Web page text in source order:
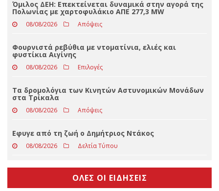
Και πριν και μετά τον πρωθυπουργό ο Τσίπρας στη
ΔΕΘ
08/08/2026 Αιχμηρά
Όμιλος ΔΕΗ: Επεκτείνεται δυναμικά στην αγορά της
Πολωνίας με χαρτοφυλάκιο ΑΠΕ 277,3 MW
08/08/2026 Απόψεις
Φουρνιστά ρεβύθια με ντοματίνια, ελιές και
φυστίκια Αιγίνης
08/08/2026 Επιλογές
Τα δρομολόγια των Κινητών Αστυνομικών Μονάδων
στα Τρίκαλα
Eφυγε από τη ζωή ο Δημήτριος Ντάκος